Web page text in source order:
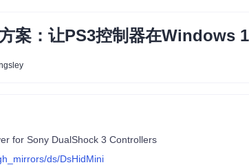
案：让PS3控制器在Windows
for Sony DualShock 3 Controllers
ds/DsHidMini